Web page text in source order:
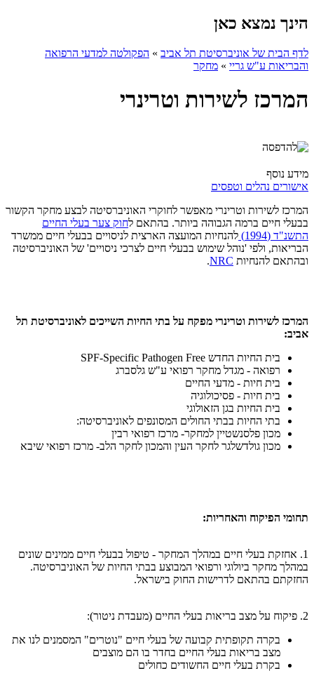
הינך נמצא כאן
לדף הבית של אוניברסיטת תל אביב » הפקולטה למדעי הרפואה
והבריאות ע"ש גריי » מחקר
המרכז לשירות וטרינרי
מידע נוסף
אישורים נהלים וטפסים
המרכז לשירות וטרינרי מאפשר לחוקרי האוניברסיטה לבצע מחקר הקשור
בבעלי חיים ברמה הגבוהה ביותר. בהתאם לחוק צער בעלי החיים
התשנ"ד (1994)
להנחיות המועצה הארצית לניסויים בבעלי חיים ממשרד
הבריאות, ולפי 'נוהל שימוש בבעלי חיים לצרכי ניסויים' של האוניברסיטה
ובהתאם להנחיות NRC
.
המרכז לשירות וטרינרי מפקח על בתי החיות השייכים לאוניברסיטת תל
אביב:
בית החיות החדש SPF-Specific Pathogen Free
רפואה - מגדל מחקר רפואי ע"ש גלסברג
בית חיות - מדעי החיים
בית חיות - פסיכולוגיה
בית החיות בגן הזאולוגי
בתי החיות בבתי החולים המסונפים לאוניברסיטה:
מכון פלסנשטיין למחקר- מרכז רפואי רבין
מכון גולדשלגר לחקר העין והמכון לחקר הלב- מרכז רפואי שיבא
תחומי הפיקוח והאחריות:
1. אחזקת בעלי חיים במהלך המחקר - טיפול בבעלי חיים ממינים שונים
במהלך מחקר ביולוגי ורפואי המבוצע בבתי החיות של האוניברסיטה.
החזקתם בהתאם לדרישות החוק בישראל.
2. פיקוח על מצב בריאות בעלי החיים (מעבדת ניטור):
בקרה תקופתית קבועה של בעלי חיים "נוטרים" המסמנים לנו את
מצב בריאות בעלי החיים בחדר בו הם מוצבים
בקרת בעלי חיים החשודים כחולים